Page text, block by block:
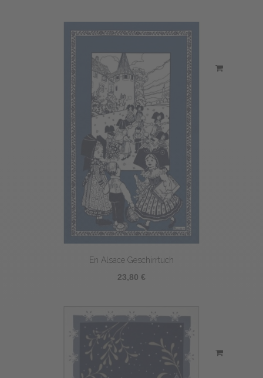
En Alsace Geschirrtuch
23,80 €